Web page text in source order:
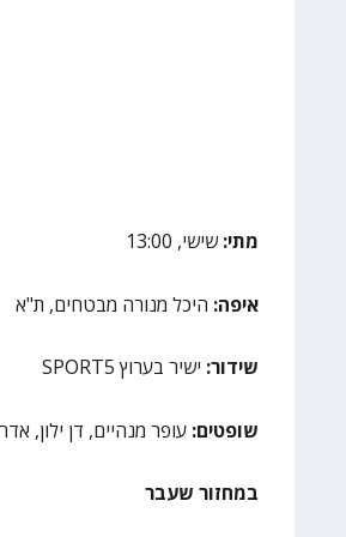
מתי:שישי, 13:00
איפה: היכל מנורה מבטחים, ת"א
שידור: ישיר בערוץ SPORT5
שופטים: עופר מנהיים, דן ילון,
במחזור שעבר